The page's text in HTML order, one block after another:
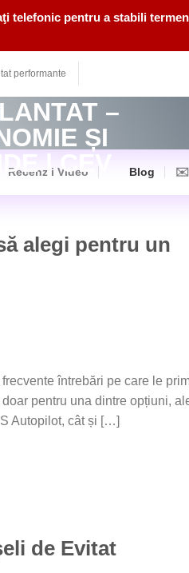
telefonic pentru a stabili
performante
Recenzii Video Blog ✉️
alegi pentru un
întrebări pe care le
pentru una dintre opțiuni,
Autopilot, cât și […]
de Evitat